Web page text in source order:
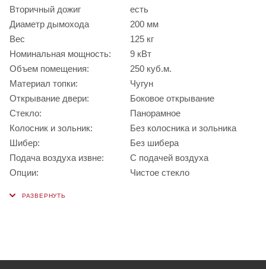
Вторичный дожиг
есть
Диаметр дымохода
200 мм
Вес
125 кг
Номинальная мощность:
9 кВт
Объем помещения:
250 куб.м.
Материал топки:
Чугун
Открывание двери:
Боковое открывание
Стекло:
Панорамное
Колосник и зольник:
Без колосника и зольника
Шибер:
Без шибера
Подача воздуха извне:
С подачей воздуха
Опции:
Чистое стекло